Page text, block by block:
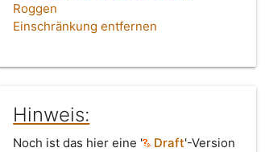
Roggen
Einschränkung entfernen
Hinweis:
Noch ist das hier eine ' Draft'-Version